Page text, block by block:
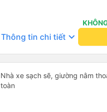
Thông tin chi tiết keyboard_arrow_down
Nhà xe sạch sẽ, giường nằm
toàn